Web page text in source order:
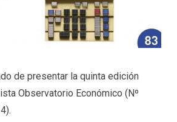
de presentar la quinta edición
Observatorio Económico (Nº